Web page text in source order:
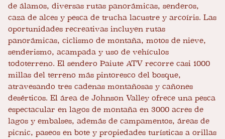
de álamos, diversas rutas panorámicas, senderos,
caza de alces y pesca de trucha lacustre y arcoíris. Las
oportunidades recreativas incluyen rutas
panorámicas, ciclismo de montaña, motos de nieve,
senderismo, acampada y uso de vehículos
todoterreno. El sendero Paiute ATV recorre casi 1000
millas del terreno más pintoresco del bosque,
atravesando tres cadenas montañosas y cañones
desérticos. El área de Johnson Valley ofrece una pesca
espectacular en lagos de montaña en 3000 acres de
lagos y embalses, además de campamentos, áreas de
picnic, paseos en bote y propiedades turísticas a orillas